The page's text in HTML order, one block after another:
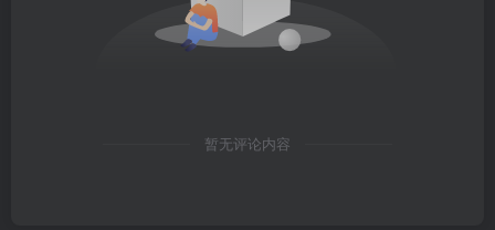
暂无评论内容